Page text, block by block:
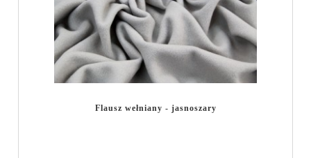
Flausz wełniany - jasnoszary